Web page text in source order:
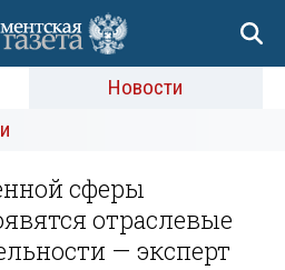
Новости
сферы
отраслевые
— эксперт